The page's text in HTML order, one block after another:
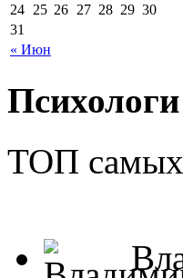
« Июн
24 25 26 27 28 29 30
31
Психологи
ТОП самых